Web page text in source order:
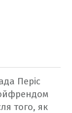
Періс
того, як